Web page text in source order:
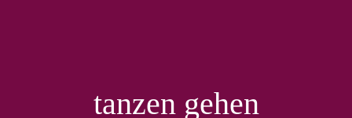
tanzen gehen